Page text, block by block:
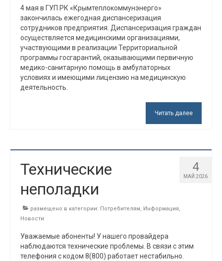
4 мая в ГУП РК «Крымтеплокоммунэнерго»
закончилась ежегодная диспансеризация
сотрудников предприятия. Диспансеризация граждан
осуществляется медицинскими организациями,
участвующими в реализации Территориальной
программы госгарантий, оказывающими первичную
медико-санитарную помощь в амбулаторных
условиях и имеющими лицензию на медицинскую
деятельность.
Читать далее
4
МАЙ 2026
Технические
неполадки
размещено в категории: Потребителям, Информация,
Новости
Уважаемые абоненты! У нашего провайдера
наблюдаются технические проблемы. В связи с этим
телефония с кодом 8(800) работает нестабильно.